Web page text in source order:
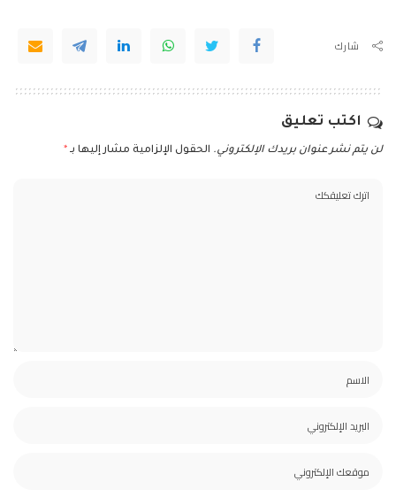
شارك
اكتب تعليق
لن يتم نشر عنوان بريدك الإلكتروني. الحقول الإلزامية مشار إليها بـ *